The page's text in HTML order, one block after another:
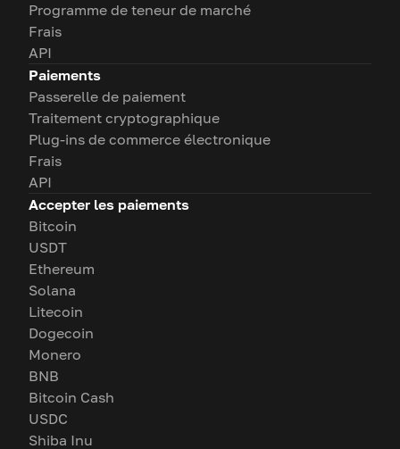
Programme de teneur de marché
Frais
API
Paiements
Passerelle de paiement
Traitement cryptographique
Plug-ins de commerce électronique
Frais
API
Accepter les paiements
Bitcoin
USDT
Ethereum
Solana
Litecoin
Dogecoin
Monero
BNB
Bitcoin Cash
USDC
Shiba Inu